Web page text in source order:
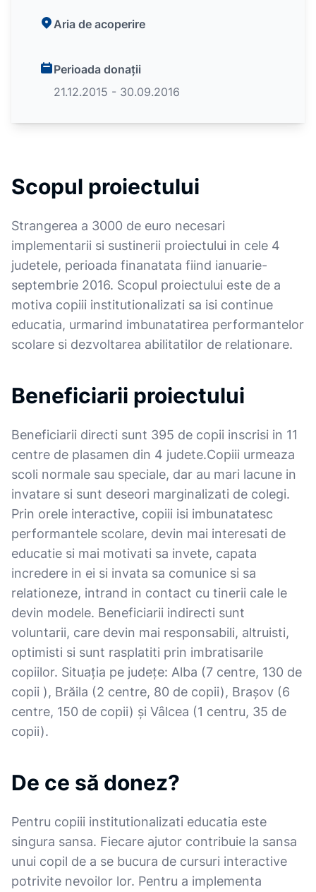
Aria de acoperire
Perioada donații
21.12.2015 - 30.09.2016
Scopul proiectului
Strangerea a 3000 de euro necesari
implementarii si sustinerii proiectului in cele 4
judetele, perioada finanatata fiind ianuarie-
septembrie 2016. Scopul proiectului este de a
motiva copiii institutionalizati sa isi continue
educatia, urmarind imbunatatirea performantelor
scolare si dezvoltarea abilitatilor de relationare.
Beneficiarii proiectului
Beneficiarii directi sunt 395 de copii inscrisi in 11
centre de plasamen din 4 judete.Copiii urmeaza
scoli normale sau speciale, dar au mari lacune in
invatare si sunt deseori marginalizati de colegi.
Prin orele interactive, copiii isi imbunatatesc
performantele scolare, devin mai interesati de
educatie si mai motivati sa invete, capata
incredere in ei si invata sa comunice si sa
relationeze, intrand in contact cu tinerii cale le
devin modele. Beneficiarii indirecti sunt
voluntarii, care devin mai responsabili, altruisti,
optimisti si sunt rasplatiti prin imbratisarile
copiilor. Situaţia pe judeţe: Alba (7 centre, 130 de
copii ), Brăila (2 centre, 80 de copii), Braşov (6
centre, 150 de copii) şi Vȃlcea (1 centru, 35 de
copii).
De ce să donez?
Pentru copiii institutionalizati educatia este
singura sansa. Fiecare ajutor contribuie la sansa
unui copil de a se bucura de cursuri interactive
potrivite nevoilor lor. Pentru a implementa